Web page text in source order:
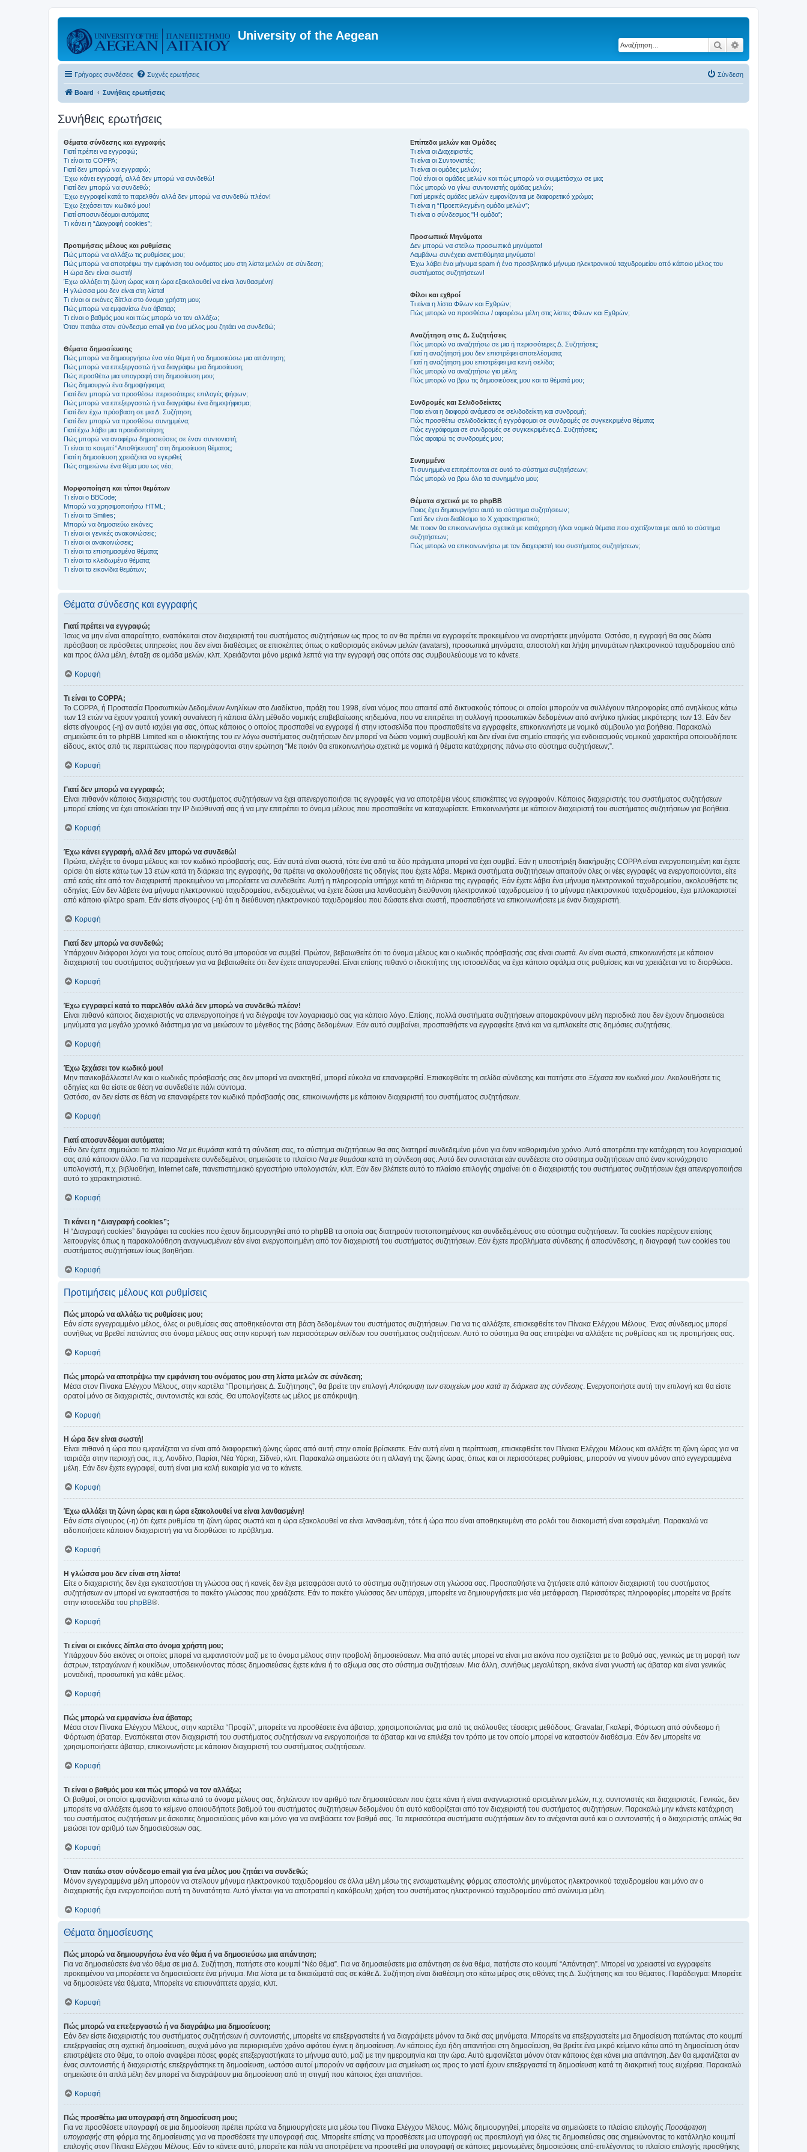
University of the Aegean
Αναζήτηση
Γρήγορες συνδέσεις Συχνές ερωτήσεις Σύνδεση
Board Συνήθεις ερωτήσεις
Συνήθεις ερωτήσεις
Θέματα σύνδεσης και εγγραφής
Γιατί πρέπει να εγγραφώ;
Τι είναι το COPPA;
Γιατί δεν μπορώ να εγγραφώ;
Έχω κάνει εγγραφή, αλλά δεν μπορώ να συνδεθώ!
Γιατί δεν μπορώ να συνδεθώ;
Έχω εγγραφεί κατά το παρελθόν αλλά δεν μπορώ να συνδεθώ πλέον!
Έχω ξεχάσει τον κωδικό μου!
Γιατί αποσυνδέομαι αυτόματα;
Τι κάνει η “Διαγραφή cookies”;
Προτιμήσεις μέλους και ρυθμίσεις
Πώς μπορώ να αλλάξω τις ρυθμίσεις μου;
Πώς μπορώ να αποτρέψω την εμφάνιση του ονόματος μου στη λίστα μελών σε σύνδεση;
Η ώρα δεν είναι σωστή!
Έχω αλλάξει τη ζώνη ώρας και η ώρα εξακολουθεί να είναι λανθασμένη!
Η γλώσσα μου δεν είναι στη λίστα!
Τι είναι οι εικόνες δίπλα στο όνομα χρήστη μου;
Πώς μπορώ να εμφανίσω ένα άβαταρ;
Τι είναι ο βαθμός μου και πώς μπορώ να τον αλλάξω;
Όταν πατάω στον σύνδεσμο email για ένα μέλος μου ζητάει να συνδεθώ;
Θέματα δημοσίευσης
Πώς μπορώ να δημιουργήσω ένα νέο θέμα ή να δημοσιεύσω μια απάντηση;
Πώς μπορώ να επεξεργαστώ ή να διαγράψω μια δημοσίευση;
Πώς προσθέτω μια υπογραφή στη δημοσίευση μου;
Πώς δημιουργώ ένα δημοψήφισμα;
Γιατί δεν μπορώ να προσθέσω περισσότερες επιλογές ψήφων;
Πώς μπορώ να επεξεργαστώ ή να διαγράψω ένα δημοψήφισμα;
Γιατί δεν έχω πρόσβαση σε μια Δ. Συζήτηση;
Γιατί δεν μπορώ να προσθέσω συνημμένα;
Γιατί έχω λάβει μια προειδοποίηση;
Πώς μπορώ να αναφέρω δημοσιεύσεις σε έναν συντονιστή;
Τι είναι το κουμπί “Αποθήκευση” στη δημοσίευση θέματος;
Γιατί η δημοσίευση χρειάζεται να εγκριθεί;
Πώς σημειώνω ένα θέμα μου ως νέο;
Μορφοποίηση και τύποι θεμάτων
Τι είναι ο BBCode;
Μπορώ να χρησιμοποιήσω HTML;
Τι είναι τα Smilies;
Μπορώ να δημοσιεύω εικόνες;
Τι είναι οι γενικές ανακοινώσεις;
Τι είναι οι ανακοινώσεις;
Τι είναι τα επισημασμένα θέματα;
Τι είναι τα κλειδωμένα θέματα;
Τι είναι τα εικονίδια θεμάτων;
Επίπεδα μελών και Ομάδες
Τι είναι οι Διαχειριστές;
Τι είναι οι Συντονιστές;
Τι είναι οι ομάδες μελών;
Πού είναι οι ομάδες μελών και πώς μπορώ να συμμετάσχω σε μια;
Πώς μπορώ να γίνω συντονιστής ομάδας μελών;
Γιατί μερικές ομάδες μελών εμφανίζονται με διαφορετικό χρώμα;
Τι είναι η “Προεπιλεγμένη ομάδα μελών”;
Τι είναι ο σύνδεσμος "Η ομάδα”;
Προσωπικά Μηνύματα
Δεν μπορώ να στείλω προσωπικά μηνύματα!
Λαμβάνω συνέχεια ανεπιθύμητα μηνύματα!
Έχω λάβει ένα μήνυμα spam ή ένα προσβλητικό μήνυμα ηλεκτρονικού ταχυδρομείου από κάποιο μέλος του
συστήματος συζητήσεων!
Φίλοι και εχθροί
Τι είναι η λίστα Φίλων και Εχθρών;
Πώς μπορώ να προσθέσω / αφαιρέσω μέλη στις λίστες Φίλων και Εχθρών;
Αναζήτηση στις Δ. Συζητήσεις
Πώς μπορώ να αναζητήσω σε μια ή περισσότερες Δ. Συζητήσεις;
Γιατί η αναζήτησή μου δεν επιστρέφει αποτελέσματα;
Γιατί η αναζήτηση μου επιστρέφει μια κενή σελίδα;
Πώς μπορώ να αναζητήσω για μέλη;
Πώς μπορώ να βρω τις δημοσιεύσεις μου και τα θέματά μου;
Συνδρομές και Σελιδοδείκτες
Ποια είναι η διαφορά ανάμεσα σε σελιδοδείκτη και συνδρομή;
Πώς προσθέτω σελιδοδείκτες ή εγγράφομαι σε συνδρομές σε συγκεκριμένα θέματα;
Πώς εγγράφομαι σε συνδρομές σε συγκεκριμένες Δ. Συζητήσεις;
Πώς αφαιρώ τις συνδρομές μου;
Συνημμένα
Τι συνημμένα επιτρέπονται σε αυτό το σύστημα συζητήσεων;
Πώς μπορώ να βρω όλα τα συνημμένα μου;
Θέματα σχετικά με το phpBB
Ποιος έχει δημιουργήσει αυτό το σύστημα συζητήσεων;
Γιατί δεν είναι διαθέσιμο το Χ χαρακτηριστικό;
Με ποιον θα επικοινωνήσω σχετικά με κατάχρηση ή/και νομικά θέματα που σχετίζονται με αυτό το σύστημα
συζητήσεων;
Πώς μπορώ να επικοινωνήσω με τον διαχειριστή του συστήματος συζητήσεων;
Θέματα σύνδεσης και εγγραφής
Γιατί πρέπει να εγγραφώ;
Ίσως να μην είναι απαραίτητο, εναπόκειται στον διαχειριστή του συστήματος συζητήσεων ως προς το αν θα πρέπει να εγγραφείτε προκειμένου να αναρτήσετε μηνύματα. Ωστόσο, η εγγραφή θα σας δώσει
πρόσβαση σε πρόσθετες υπηρεσίες που δεν είναι διαθέσιμες σε επισκέπτες όπως ο καθορισμός εικόνων μελών (avatars), προσωπικά μηνύματα, αποστολή και λήψη μηνυμάτων ηλεκτρονικού ταχυδρομείου από
και προς άλλα μέλη, ένταξη σε ομάδα μελών, κλπ. Χρειάζονται μόνο μερικά λεπτά για την εγγραφή σας οπότε σας συμβουλεύουμε να το κάνετε.
Κορυφή
Τι είναι το COPPA;
Το COPPA, ή Προστασία Προσωπικών Δεδομένων Ανηλίκων στο Διαδίκτυο, πράξη του 1998, είναι νόμος που απαιτεί από δικτυακούς τόπους οι οποίοι μπορούν να συλλέγουν πληροφορίες από ανηλίκους κάτω
των 13 ετών να έχουν γραπτή γονική συναίνεση ή κάποια άλλη μέθοδο νομικής επιβεβαίωσης κηδεμόνα, που να επιτρέπει τη συλλογή προσωπικών δεδομένων από ανήλικο ηλικίας μικρότερης των 13. Εάν δεν
είστε σίγουρος (-η) αν αυτό ισχύει για σας, όπως κάποιος ο οποίος προσπαθεί να εγγραφεί ή στην ιστοσελίδα που προσπαθείτε να εγγραφείτε, επικοινωνήστε με νομικό σύμβουλο για βοήθεια. Παρακαλώ
σημειώστε ότι το phpBB Limited και ο ιδιοκτήτης του εν λόγω συστήματος συζητήσεων δεν μπορεί να δώσει νομική συμβουλή και δεν είναι ένα σημείο επαφής για ενδοιασμούς νομικού χαρακτήρα οποιουδήποτε
είδους, εκτός από τις περιπτώσεις που περιγράφονται στην ερώτηση “Με ποιόν θα επικοινωνήσω σχετικά με νομικά ή θέματα κατάχρησης πάνω στο σύστημα συζητήσεων;”.
Κορυφή
Γιατί δεν μπορώ να εγγραφώ;
Είναι πιθανόν κάποιος διαχειριστής του συστήματος συζητήσεων να έχει απενεργοποιήσει τις εγγραφές για να αποτρέψει νέους επισκέπτες να εγγραφούν. Κάποιος διαχειριστής του συστήματος συζητήσεων
μπορεί επίσης να έχει αποκλείσει την IP διεύθυνσή σας ή να μην επιτρέπει το όνομα μέλους που προσπαθείτε να καταχωρίσετε. Επικοινωνήστε με κάποιον διαχειριστή του συστήματος συζητήσεων για βοήθεια.
Κορυφή
Έχω κάνει εγγραφή, αλλά δεν μπορώ να συνδεθώ!
Πρώτα, ελέγξτε το όνομα μέλους και τον κωδικό πρόσβασής σας. Εάν αυτά είναι σωστά, τότε ένα από τα δύο πράγματα μπορεί να έχει συμβεί. Εάν η υποστήριξη διακήρυξης COPPA είναι ενεργοποιημένη και έχετε
ορίσει ότι είστε κάτω των 13 ετών κατά τη διάρκεια της εγγραφής, θα πρέπει να ακολουθήσετε τις οδηγίες που έχετε λάβει. Μερικά συστήματα συζητήσεων απαιτούν όλες οι νέες εγγραφές να ενεργοποιούνται, είτε
από εσάς είτε από τον διαχειριστή προκειμένου να μπορέσετε να συνδεθείτε. Αυτή η πληροφορία υπήρχε κατά τη διάρκεια της εγγραφής. Εάν έχετε λάβει ένα μήνυμα ηλεκτρονικού ταχυδρομείου, ακολουθήστε τις
οδηγίες. Εάν δεν λάβετε ένα μήνυμα ηλεκτρονικού ταχυδρομείου, ενδεχομένως να έχετε δώσει μια λανθασμένη διεύθυνση ηλεκτρονικού ταχυδρομείου ή το μήνυμα ηλεκτρονικού ταχυδρομείου, έχει μπλοκαριστεί
από κάποιο φίλτρο spam. Εάν είστε σίγουρος (-η) ότι η διεύθυνση ηλεκτρονικού ταχυδρομείου που δώσατε είναι σωστή, προσπαθήστε να επικοινωνήσετε με έναν διαχειριστή.
Κορυφή
Γιατί δεν μπορώ να συνδεθώ;
Υπάρχουν διάφοροι λόγοι για τους οποίους αυτό θα μπορούσε να συμβεί. Πρώτον, βεβαιωθείτε ότι το όνομα μέλους και ο κωδικός πρόσβασής σας είναι σωστά. Αν είναι σωστά, επικοινωνήστε με κάποιον
διαχειριστή του συστήματος συζητήσεων για να βεβαιωθείτε ότι δεν έχετε απαγορευθεί. Είναι επίσης πιθανό ο ιδιοκτήτης της ιστοσελίδας να έχει κάποιο σφάλμα στις ρυθμίσεις και να χρειάζεται να το διορθώσει.
Κορυφή
Έχω εγγραφεί κατά το παρελθόν αλλά δεν μπορώ να συνδεθώ πλέον!
Είναι πιθανό κάποιος διαχειριστής να απενεργοποίησε ή να διέγραψε τον λογαριασμό σας για κάποιο λόγο. Επίσης, πολλά συστήματα συζητήσεων απομακρύνουν μέλη περιοδικά που δεν έχουν δημοσιεύσει
μηνύματα για μεγάλο χρονικό διάστημα για να μειώσουν το μέγεθος της βάσης δεδομένων. Εάν αυτό συμβαίνει, προσπαθήστε να εγγραφείτε ξανά και να εμπλακείτε στις δημόσιες συζητήσεις.
Κορυφή
Έχω ξεχάσει τον κωδικό μου!
Μην πανικοβάλλεστε! Αν και ο κωδικός πρόσβασής σας δεν μπορεί να ανακτηθεί, μπορεί εύκολα να επαναφερθεί. Επισκεφθείτε τη σελίδα σύνδεσης και πατήστε στο Ξέχασα τον κωδικό μου. Ακολουθήστε τις
οδηγίες και θα είστε σε θέση να συνδεθείτε πάλι σύντομα.
Ωστόσο, αν δεν είστε σε θέση να επαναφέρετε τον κωδικό πρόσβασής σας, επικοινωνήστε με κάποιον διαχειριστή του συστήματος συζητήσεων.
Κορυφή
Γιατί αποσυνδέομαι αυτόματα;
Εάν δεν έχετε σημειώσει το πλαίσιο Να με θυμάσαι κατά τη σύνδεση σας, το σύστημα συζητήσεων θα σας διατηρεί συνδεδεμένο μόνο για έναν καθορισμένο χρόνο. Αυτό αποτρέπει την κατάχρηση του λογαριασμού
σας από κάποιον άλλο. Για να παραμείνετε συνδεδεμένοι, σημειώστε το πλαίσιο Να με θυμάσαι κατά τη σύνδεση σας. Αυτό δεν συνιστάται εάν συνδέεστε στο σύστημα συζητήσεων από έναν κοινόχρηστο
υπολογιστή, π.χ. βιβλιοθήκη, internet cafe, πανεπιστημιακό εργαστήριο υπολογιστών, κλπ. Εάν δεν βλέπετε αυτό το πλαίσιο επιλογής σημαίνει ότι ο διαχειριστής του συστήματος συζητήσεων έχει απενεργοποιήσει
αυτό το χαρακτηριστικό.
Κορυφή
Τι κάνει η “Διαγραφή cookies”;
Η “Διαγραφή cookies” διαγράφει τα cookies που έχουν δημιουργηθεί από το phpBB τα οποία σας διατηρούν πιστοποιημένους και συνδεδεμένους στο σύστημα συζητήσεων. Τα cookies παρέχουν επίσης
λειτουργίες όπως η παρακολούθηση αναγνωσμένων εάν είναι ενεργοποιημένη από τον διαχειριστή του συστήματος συζητήσεων. Εάν έχετε προβλήματα σύνδεσης ή αποσύνδεσης, η διαγραφή των cookies του
συστήματος συζητήσεων ίσως βοηθήσει.
Κορυφή
Προτιμήσεις μέλους και ρυθμίσεις
Πώς μπορώ να αλλάξω τις ρυθμίσεις μου;
Εάν είστε εγγεγραμμένο μέλος, όλες οι ρυθμίσεις σας αποθηκεύονται στη βάση δεδομένων του συστήματος συζητήσεων. Για να τις αλλάξετε, επισκεφθείτε τον Πίνακα Ελέγχου Μέλους. Ένας σύνδεσμος μπορεί
συνήθως να βρεθεί πατώντας στο όνομα μέλους σας στην κορυφή των περισσότερων σελίδων του συστήματος συζητήσεων. Αυτό το σύστημα θα σας επιτρέψει να αλλάξετε τις ρυθμίσεις και τις προτιμήσεις σας.
Κορυφή
Πώς μπορώ να αποτρέψω την εμφάνιση του ονόματος μου στη λίστα μελών σε σύνδεση;
Μέσα στον Πίνακα Ελέγχου Μέλους, στην καρτέλα “Προτιμήσεις Δ. Συζήτησης”, θα βρείτε την επιλογήΑπόκρυψη των στοιχείων μου κατά τη διάρκεια της σύνδεσης. Ενεργοποιήστε αυτή την επιλογή και θα είστε
ορατοί μόνο σε διαχειριστές, συντονιστές και εσάς. Θα υπολογίζεστε ως μέλος με απόκρυψη.
Κορυφή
Η ώρα δεν είναι σωστή!
Είναι πιθανό η ώρα που εμφανίζεται να είναι από διαφορετική ζώνης ώρας από αυτή στην οποία βρίσκεστε. Εάν αυτή είναι η περίπτωση, επισκεφθείτε τον Πίνακα Ελέγχου Μέλους και αλλάξτε τη ζώνη ώρας για να
ταιριάζει στην περιοχή σας, π.χ. Λονδίνο, Παρίσι, Νέα Υόρκη, Σίδνεϋ, κλπ. Παρακαλώ σημειώστε ότι η αλλαγή της ζώνης ώρας, όπως και οι περισσότερες ρυθμίσεις, μπορούν να γίνουν μόνον από εγγεγραμμένα
μέλη. Εάν δεν έχετε εγγραφεί, αυτή είναι μια καλή ευκαιρία για να το κάνετε.
Κορυφή
Έχω αλλάξει τη ζώνη ώρας και η ώρα εξακολουθεί να είναι λανθασμένη!
Εάν είστε σίγουρος (-η) ότι έχετε ρυθμίσει τη ζώνη ώρας σωστά και η ώρα εξακολουθεί να είναι λανθασμένη, τότε ή ώρα που είναι αποθηκευμένη στο ρολόι του διακομιστή είναι εσφαλμένη. Παρακαλώ να
ειδοποιήσετε κάποιον διαχειριστή για να διορθώσει το πρόβλημα.
Κορυφή
Η γλώσσα μου δεν είναι στη λίστα!
Είτε ο διαχειριστής δεν έχει εγκαταστήσει τη γλώσσα σας ή κανείς δεν έχει μεταφράσει αυτό το σύστημα συζητήσεων στη γλώσσα σας. Προσπαθήστε να ζητήσετε από κάποιον διαχειριστή του συστήματος
συζητήσεων αν μπορεί να εγκαταστήσει το πακέτο γλώσσας που χρειάζεστε. Εάν το πακέτο γλώσσας δεν υπάρχει, μπορείτε να δημιουργήσετε μια νέα μετάφραση. Περισσότερες πληροφορίες μπορείτε να βρείτε
στην ιστοσελίδα του phpBB®.
Κορυφή
Τι είναι οι εικόνες δίπλα στο όνομα χρήστη μου;
Υπάρχουν δύο εικόνες οι οποίες μπορεί να εμφανιστούν μαζί με το όνομα μέλους στην προβολή δημοσιεύσεων. Μια από αυτές μπορεί να είναι μια εικόνα που σχετίζεται με το βαθμό σας, γενικώς με τη μορφή των
άστρων, τετραγώνων ή κουκίδων, υποδεικνύοντας πόσες δημοσιεύσεις έχετε κάνει ή το αξίωμα σας στο σύστημα συζητήσεων. Μια άλλη, συνήθως μεγαλύτερη, εικόνα είναι γνωστή ως άβαταρ και είναι γενικώς
μοναδική, προσωπική για κάθε μέλος.
Κορυφή
Πώς μπορώ να εμφανίσω ένα άβαταρ;
Μέσα στον Πίνακα Ελέγχου Μέλους, στην καρτέλα “Προφίλ”, μπορείτε να προσθέσετε ένα άβαταρ, χρησιμοποιώντας μια από τις ακόλουθες τέσσερις μεθόδους: Gravatar, Γκαλερί, Φόρτωση από σύνδεσμο ή
Φόρτωση άβαταρ. Εναπόκειται στον διαχειριστή του συστήματος συζητήσεων να ενεργοποιήσει τα άβαταρ και να επιλέξει τον τρόπο με τον οποίο μπορεί να καταστούν διαθέσιμα. Εάν δεν μπορείτε να
χρησιμοποιήσετε άβαταρ, επικοινωνήστε με κάποιον διαχειριστή του συστήματος συζητήσεων.
Κορυφή
Τι είναι ο βαθμός μου και πώς μπορώ να τον αλλάξω;
Οι βαθμοί, οι οποίοι εμφανίζονται κάτω από το όνομα μέλους σας, δηλώνουν τον αριθμό των δημοσιεύσεων που έχετε κάνει ή είναι αναγνωριστικό ορισμένων μελών, π.χ. συντονιστές και διαχειριστές. Γενικώς, δεν
μπορείτε να αλλάξετε άμεσα το κείμενο οποιουδήποτε βαθμού του συστήματος συζητήσεων δεδομένου ότι αυτό καθορίζεται από τον διαχειριστή του συστήματος συζητήσεων. Παρακαλώ μην κάνετε κατάχρηση
του συστήματος συζητήσεων με άσκοπες δημοσιεύσεις μόνο και μόνο για να ανεβάσετε τον βαθμό σας. Τα περισσότερα συστήματα συζητήσεων δεν το ανέχονται αυτό και ο συντονιστής ή ο διαχειριστής απλώς θα
μειώσει τον αριθμό των δημοσιεύσεων σας.
Κορυφή
Όταν πατάω στον σύνδεσμο email για ένα μέλος μου ζητάει να συνδεθώ;
Μόνον εγγεγραμμένα μέλη μπορούν να στείλουν μήνυμα ηλεκτρονικού ταχυδρομείου σε άλλα μέλη μέσω της ενσωματωμένης φόρμας αποστολής μηνύματος ηλεκτρονικού ταχυδρομείου και μόνο αν ο
διαχειριστής έχει ενεργοποιήσει αυτή τη δυνατότητα. Αυτό γίνεται για να αποτραπεί η κακόβουλη χρήση του συστήματος ηλεκτρονικού ταχυδρομείου από ανώνυμα μέλη.
Κορυφή
Θέματα δημοσίευσης
Πώς μπορώ να δημιουργήσω ένα νέο θέμα ή να δημοσιεύσω μια απάντηση;
Για να δημοσιεύσετε ένα νέο θέμα σε μια Δ. Συζήτηση, πατήστε στο κουμπί “Νέο θέμα”. Για να δημοσιεύσετε μια απάντηση σε ένα θέμα, πατήστε στο κουμπί “Απάντηση”. Μπορεί να χρειαστεί να εγγραφείτε
προκειμένου να μπορέσετε να δημοσιεύσετε ένα μήνυμα. Μια λίστα με τα δικαιώματά σας σε κάθε Δ. Συζήτηση είναι διαθέσιμη στο κάτω μέρος στις οθόνες της Δ. Συζήτησης και του θέματος. Παράδειγμα: Μπορείτε
να δημοσιεύετε νέα θέματα, Μπορείτε να επισυνάπτετε αρχεία, κλπ.
Κορυφή
Πώς μπορώ να επεξεργαστώ ή να διαγράψω μια δημοσίευση;
Εάν δεν είστε διαχειριστής του συστήματος συζητήσεων ή συντονιστής, μπορείτε να επεξεργαστείτε ή να διαγράψετε μόνον τα δικά σας μηνύματα. Μπορείτε να επεξεργαστείτε μια δημοσίευση πατώντας στο κουμπί
επεξεργασίας στη σχετική δημοσίευση, συχνά μόνο για περιορισμένο χρόνο αφότου έγινε η δημοσίευση. Αν κάποιος έχει ήδη απαντήσει στη δημοσίευση, θα βρείτε ένα μικρό κείμενο κάτω από τη δημοσίευση όταν
επιστρέψετε στο θέμα, το οποίο αναφέρει πόσες φορές επεξεργαστήκατε το μήνυμα αυτό, μαζί με την ημερομηνία και την ώρα. Αυτό εμφανίζεται μόνον όταν κάποιος έχει κάνει μια απάντηση. Δεν θα εμφανίζεται αν
ένας συντονιστής ή διαχειριστής επεξεργάστηκε τη δημοσίευση, ωστόσο αυτοί μπορούν να αφήσουν μια σημείωση ως προς το γιατί έχουν επεξεργαστεί τη δημοσίευση κατά τη διακριτική τους ευχέρεια. Παρακαλώ
σημειώστε ότι απλά μέλη δεν μπορεί να διαγράψουν μια δημοσίευση από τη στιγμή που κάποιος έχει απαντήσει.
Κορυφή
Πώς προσθέτω μια υπογραφή στη δημοσίευση μου;
Για να προσθέσετε υπογραφή σε μια δημοσίευση πρέπει πρώτα να δημιουργήσετε μια μέσω του Πίνακα Ελέγχου Μέλους. Μόλις δημιουργηθεί, μπορείτε να σημειώσετε το πλαίσιο επιλογής Προσάρτηση
υπογραφής στη φόρμα της δημοσίευσης για να προσθέσετε την υπογραφή σας. Μπορείτε επίσης να προσθέσετε μια υπογραφή ως προεπιλογή για όλες τις δημοσιεύσεις σας σημειώνοντας το κατάλληλο κουμπί
επιλογής στον Πίνακα Ελέγχου Μέλους. Εάν το κάνετε αυτό, μπορείτε και πάλι να αποτρέψετε να προστεθεί μια υπογραφή σε κάποιες μεμονωμένες δημοσιεύσεις από-επιλέγοντας το πλαίσιο επιλογής προσθήκης